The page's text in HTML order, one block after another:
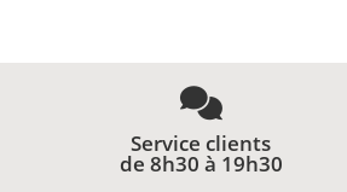
Service clients
de 8h30 à 19h30